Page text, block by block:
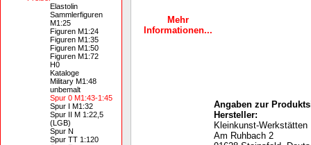
Elastolin
Sammlerfiguren
M1:25
Figuren M1:24
Figuren M1:35
Figuren M1:50
Figuren M1:72
H0
Kataloge
Military M1:48
unbemalt
Spur 0 M1:43-1:45
Spur I M1:32
Spur II M 1:22,5
(LGB)
Spur N
Spur TT 1:120
Mehr
Informationen...
Angaben zur
Hersteller:
Kleinkunst-
Am Ruhbach 2